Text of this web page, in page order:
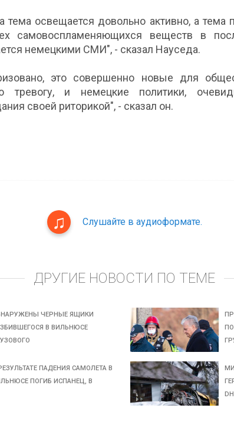
тема освещается довольно активно, а
самовоспламеняющихся веществ в
немецкими СМИ", - сказал Науседа.
это совершенно новые для
тревогу, и немецкие политики,
своей риторикой", - сказал он.
Слушайте в аудиоформате.
ДРУГИЕ НОВОСТИ ПО ТЕМЕ
ЧЕРНЫЕ ЯЩИКИ
В ВИЛЬНЮСЕ
ПАДЕНИЯ САМОЛЕТА В
ПОГИБ ИСПАНЕЦ, В